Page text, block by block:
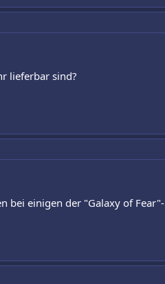
lieferbar sind?
bei einigen der "Galaxy of Fear"-